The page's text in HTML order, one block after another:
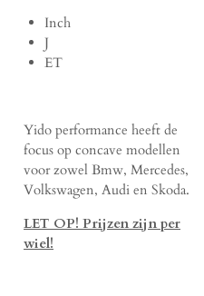
Inch
J
ET
Yido performance heeft de
focus op concave modellen
voor zowel Bmw, Mercedes,
Volkswagen, Audi en Skoda.
LET OP! Prijzen zijn per
wiel!